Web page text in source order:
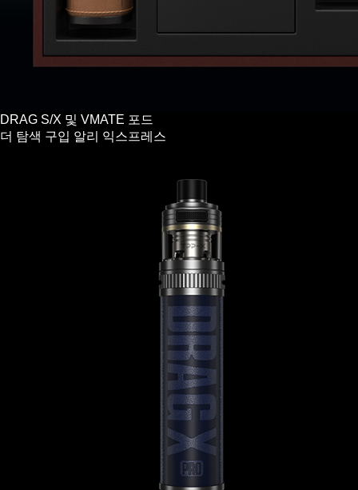
DRAG S/X 및 VMATE 포드
더 탐색 구입 알리 익스프레스